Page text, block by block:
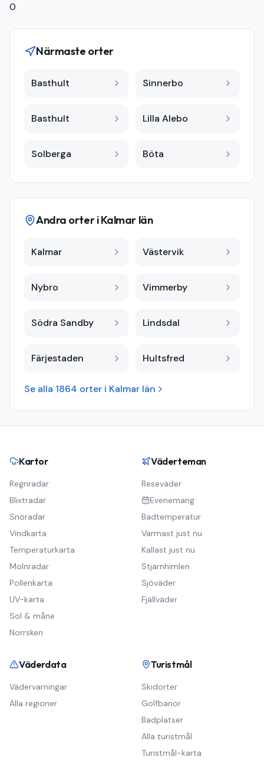
0
Närmaste orter
Basthult Sinnerbo
Basthult Lilla Alebo
Solberga Böta
Andra orter iKalmar län
Kalmar Västervik
Nybro Vimmerby
Södra Sandby Lindsdal
Färjestaden Hultsfred
Se alla 1864 orter i Kalmar län
Kartor
Regnradar
Blixtradar
Snöradar
Vindkarta
Temperaturkarta
Molnradar
Pollenkarta
UV-karta
Sol & måne
Norrsken
Väderteman
Reseväder
Evenemang
Badtemperatur
Varmast just nu
Kallast just nu
Stjärnhimlen
Sjöväder
Fjällväder
Väderdata
Vädervarningar
Alla regioner
Turistmål
Skidorter
Golfbanor
Badplatser
Alla turistmål
Turistmål-karta